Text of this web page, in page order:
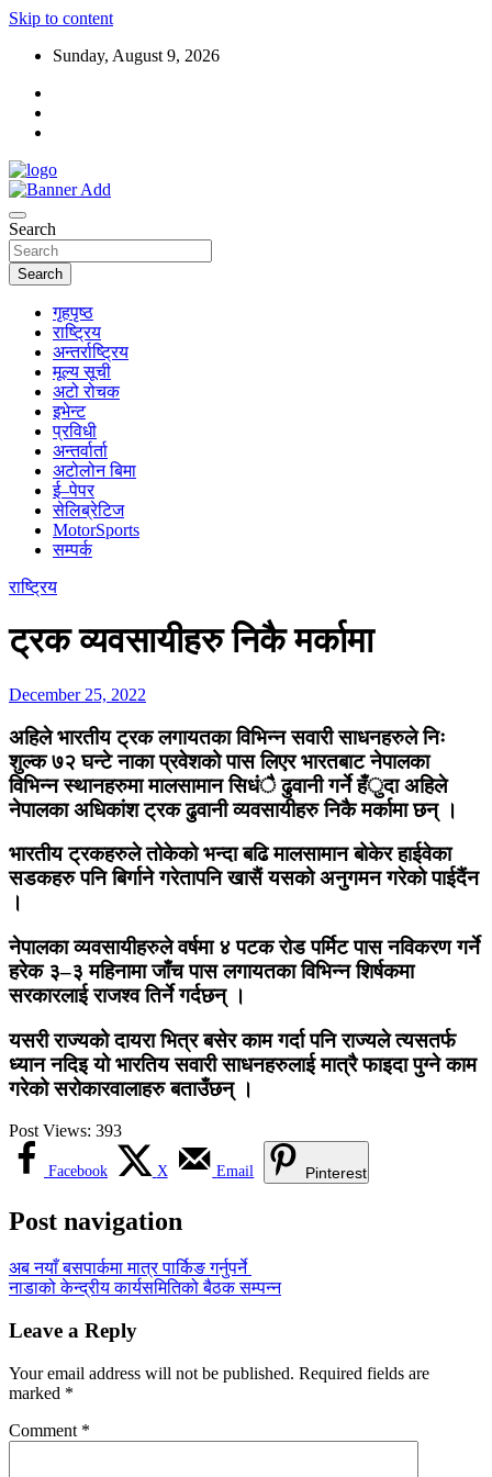
Skip to content
Sunday, August 9, 2026
Search
Search
गृहपृष्ठ
राष्ट्रिय
अन्तर्राष्ट्रिय
मूल्य सूची
अटो रोचक
इभेन्ट
प्रविधी
अन्तर्वार्ता
अटोलोन बिमा
ई–पेपर
सेलिब्रेटिज
MotorSports
सम्पर्क
राष्ट्रिय
ट्रक व्यवसायीहरु निकै मर्कामा
December 25, 2022
अहिले भारतीय ट्रक लगायतका विभिन्न सवारी साधनहरुले निः
शुल्क ७२ घन्टे नाका प्रवेशको पास लिएर भारतबाट नेपालका
विभिन्न स्थानहरुमा मालसामान सिधंै ढुवानी गर्ने हँुदा अहिले
नेपालका अधिकांश ट्रक ढुवानी व्यवसायीहरु निकै मर्कामा छन् ।
भारतीय ट्रकहरुले तोकेको भन्दा बढि मालसामान बोकेर हाईवेका
सडकहरु पनि बिर्गाने गरेतापनि खासैं यसको अनुगमन गरेको पाईदैंन
।
नेपालका व्यवसायीहरुले वर्षमा ४ पटक रोड पर्मिट पास नविकरण गर्ने
हरेक ३–३ महिनामा जाँच पास लगायतका विभिन्न शिर्षकमा
सरकारलाई राजश्व तिर्ने गर्दछन् ।
यसरी राज्यको दायरा भित्र बसेर काम गर्दा पनि राज्यले त्यसतर्फ
ध्यान नदिइ यो भारतिय सवारी साधनहरुलाई मात्रै फाइदा पुग्ने काम
गरेको सरोकारवालाहरु बताउँछन् ।
Post Views: 393
Facebook X Email Pinterest
Post navigation
अब नयाँ बसपार्कमा मात्र पार्किङ गर्नुपर्ने
नाडाको केन्द्रीय कार्यसमितिको बैठक सम्पन्न
Leave a Reply
Your email address will not be published. Required fields are
marked *
Comment *